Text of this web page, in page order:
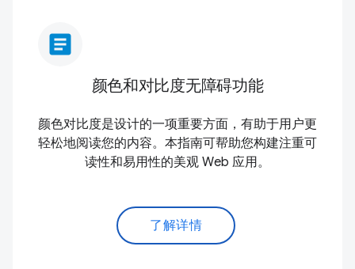
article
颜色和对比度无障碍功能
颜色对比度是设计的一项重要方面，有助于用户更
轻松地阅读您的内容。本指南可帮助您构建注重可
读性和易用性的美观 Web 应用。
了解详情